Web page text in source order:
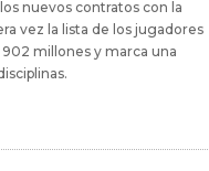
nuevos contratos con la
vez la lista de los jugadores
millones y marca una